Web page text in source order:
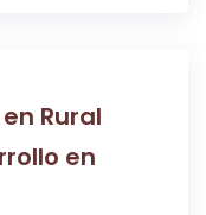
Rural
en